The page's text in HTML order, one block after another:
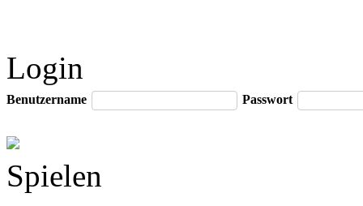
Login
Benutzername Passwort
Spielen